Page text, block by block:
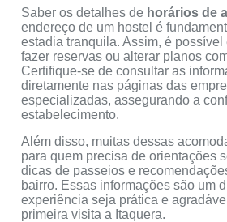
Saber os detalhes de horários de
endereço de um hostel é
estadia tranquila. Assim, é
fazer reservas ou alterar planos
Certifique-se de consultar as
diretamente nas páginas das
especializadas, assegurando a
estabelecimento.
Além disso, muitas dessas
para quem precisa de orientações
dicas de passeios e
bairro. Essas informações são um
experiência seja prática e
primeira visita a Itaquera.